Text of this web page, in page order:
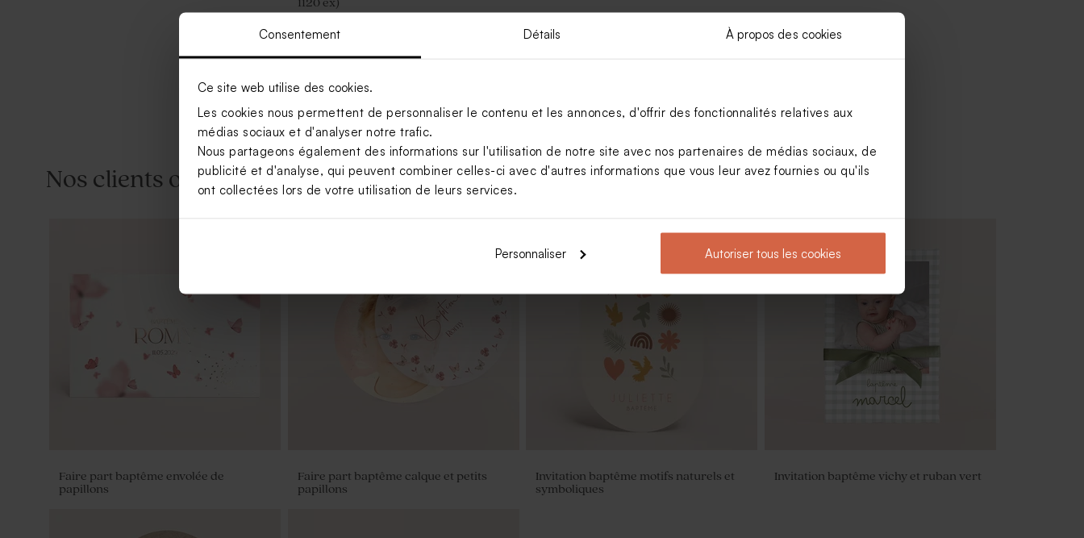
Consentement Détails À propos des cookies
Ce site web utilise des cookies.
Les cookies nous permettent de personnaliser le contenu et les annonces, d'offrir des fonctionnalités relatives aux
médias sociaux et d'analyser notre trafic.
Nous partageons également des informations sur l'utilisation de notre site avec nos partenaires de médias sociaux, de
publicité et d'analyse, qui peuvent combiner celles-ci avec d'autres informations que vous leur avez fournies ou qu'ils
ont collectées lors de votre utilisation de leurs services.
Personnaliser Autoriser tous les cookies
1120 ex)
Tube à bulles baptême rose
Limited
Vase rose pour cadeau invité baptême Dragées rose bébé 1 kg (± 240 ex) Pot en verre sel de bain rose baptême
Nos clients ont aussi aimé...
Faire part baptême envolée de
papillons
Faire part baptême calque et petits
papillons
Invitation baptême motifs naturels et
symboliques
Invitation baptême vichy et ruban vert